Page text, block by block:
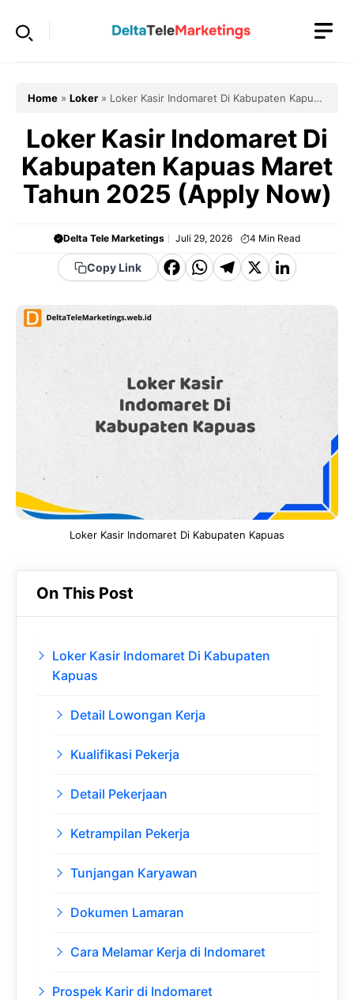
Home » Loker » Loker Kasir Indomaret Di Kabupaten Kapuas
Loker Kasir Indomaret Di
Kabupaten Kapuas Maret
Tahun 2025 (Apply Now)
Delta Tele Marketings Juli 29, 2026 4 Min Read
Copy Link
F
e
o
o
W
a
t
s
A
p
T
g
a
m
X Li
k
e
Loker Kasir Indomaret Di Kabupaten Kapuas
On This Post
Loker Kasir Indomaret Di Kabupaten
Kapuas
Detail Lowongan Kerja
Kualifikasi Pekerja
Detail Pekerjaan
Ketrampilan Pekerja
Tunjangan Karyawan
Dokumen Lamaran
Cara Melamar Kerja di Indomaret
Prospek Karir di Indomaret